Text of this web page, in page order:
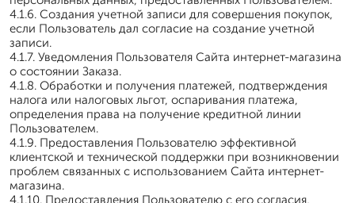
4.1.6. Создания учетной записи для совершения покупок,
если Пользователь дал согласие на создание учетной
записи.
4.1.7. Уведомления Пользователя Сайта интернет-магазина
о состоянии Заказа.
4.1.8. Обработки и получения платежей, подтверждения
налога или налоговых льгот, оспаривания платежа,
определения права на получение кредитной линии
Пользователем.
4.1.9. Предоставления Пользователю эффективной
клиентской и технической поддержки при возникновении
проблем связанных с использованием Сайта интернет-
магазина.
4.1.10. Предоставления Пользователю с его согласия,